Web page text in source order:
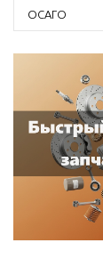
ОСАГО